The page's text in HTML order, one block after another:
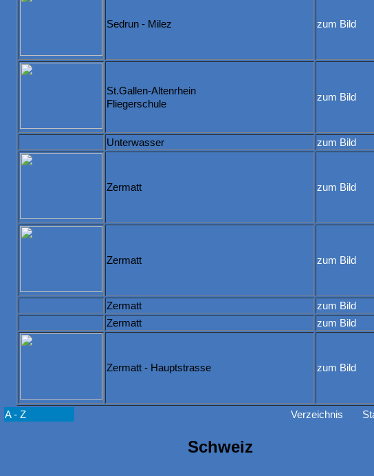
Sedrun - Milez zum Bild
St.Gallen-Altenrhein
Fliegerschule
zum Bild
Unterwasser zum Bild
Zermatt zum Bild
Zermatt zum Bild
Zermatt
zum Bild
Zermatt
zum Bild
Zermatt - Hauptstrasse zum Bild
A - Z Verzeichnis
Schweiz